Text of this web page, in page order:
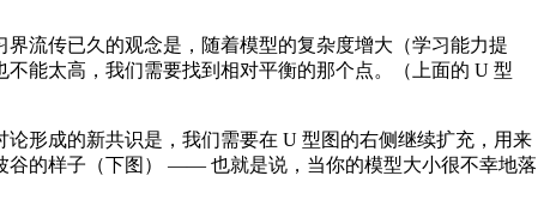
流传已久的观念是，随着模型的复杂度增大（学习能力提
能太高，我们需要找到相对平衡的那个点。（上面的 U 型
形成的新共识是，我们需要在 U 型图的右侧继续扩充，用来
谷的样子（下图） —— 也就是说，当你的模型大小很不幸地落